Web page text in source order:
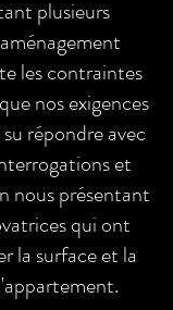
plusieurs
les contraintes
nos exigences
répondre avec
et
nous présentant
qui ont
la surface et la